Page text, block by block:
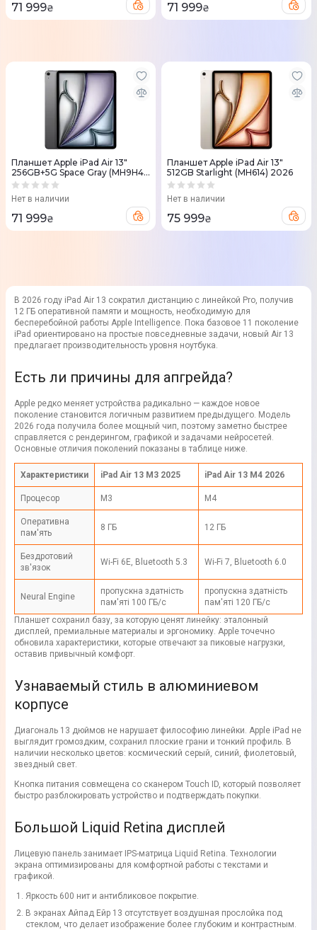
71 999₴ 71 999₴
Планшет Apple iPad Air 13"
256GB+5G Space Gray (MH9H4)
2026
Нет в наличии
71 999₴
Планшет Apple iPad Air 13"
512GB Starlight (MH614) 2026
Нет в наличии
75 999₴
В 2026 году iPad Air 13 сократил дистанцию с линейкой Pro, получив
12 ГБ оперативной памяти и мощность, необходимую для
бесперебойной работы Apple Intelligence. Пока базовое 11 поколение
iPad ориентировано на простые повседневные задачи, новый Air 13
предлагает производительность уровня ноутбука.
Есть ли причины для апгрейда?
Apple редко меняет устройства радикально — каждое новое
поколение становится логичным развитием предыдущего. Модель
2026 года получила более мощный чип, поэтому заметно быстрее
справляется с рендерингом, графикой и задачами нейросетей.
Основные отличия поколений показаны в таблице ниже.
Характеристики iPad Air 13 M3 2025 iPad Air 13 M4 2026
Процесор M3 M4
Оперативна
пам'ять
8 ГБ 12 ГБ
Бездротовий
зв'язок
Wi-Fi 6E, Bluetooth 5.3 Wi-Fi 7, Bluetooth 6.0
Neural Engine
пропускна здатність
пам'яті 100 ГБ/с
пропускна здатність
пам'яті 120 ГБ/с
Планшет сохранил базу, за которую ценят линейку: эталонный
дисплей, премиальные материалы и эргономику. Apple точечно
обновила характеристики, которые отвечают за пиковые нагрузки,
оставив привычный комфорт.
Узнаваемый стиль в алюминиевом
корпусе
Диагональ 13 дюймов не нарушает философию линейки. Apple iPad не
выглядит громоздким, сохранил плоские грани и тонкий профиль. В
наличии несколько цветов: космический серый, синий, фиолетовый,
звездный свет.
Кнопка питания совмещена со сканером Touch ID, который позволяет
быстро разблокировать устройство и подтверждать покупки.
Большой Liquid Retina дисплей
Лицевую панель занимает IPS-матрица Liquid Retina. Технологии
экрана оптимизированы для комфортной работы с текстами и
графикой.
Яркость 600 нит и антибликовое покрытие.
В экранах Айпад Ейр 13 отсутствует воздушная прослойка под
стеклом, что делает изображение более глубоким и контрастным.